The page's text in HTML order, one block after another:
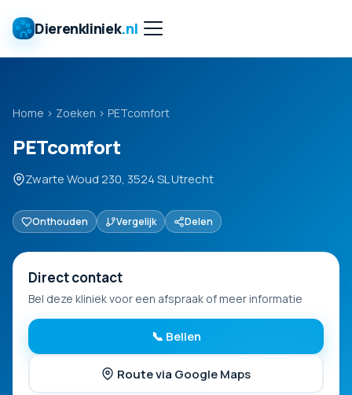
Dierenkliniek.nl
Home › Zoeken › PETcomfort
PETcomfort
Zwarte Woud 230, 3524 SL Utrecht
Onthouden Vergelijk Delen
Direct contact
Bel deze kliniek voor een afspraak of meer informatie
📞 Bellen
Route via Google Maps